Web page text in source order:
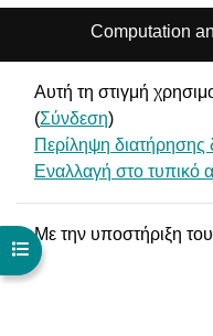
Άνοιγμα ευρετηρίου
Computation
Αυτή τη στιγμή
(Σύνδεση)
Περίληψη
Εναλλαγή στο τυπικό
Με την υποστήριξη του